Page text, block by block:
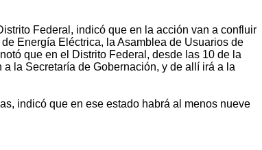
Federal, indicó que en la acción van a confluir
Energía Eléctrica, la Asamblea de Usuarios de
que en el Distrito Federal, desde las 10 de la
la Secretaría de Gobernación, y de allí irá a la
indicó que en ese estado habrá al menos nueve